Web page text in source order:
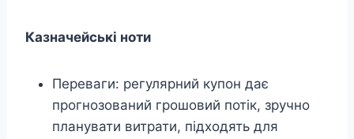
Казначейські ноти
Переваги: регулярний купон дає
прогнозований грошовий потік, зручно
планувати витрати, підходять для